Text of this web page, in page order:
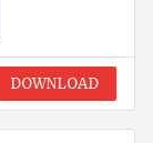
DOWNLOAD